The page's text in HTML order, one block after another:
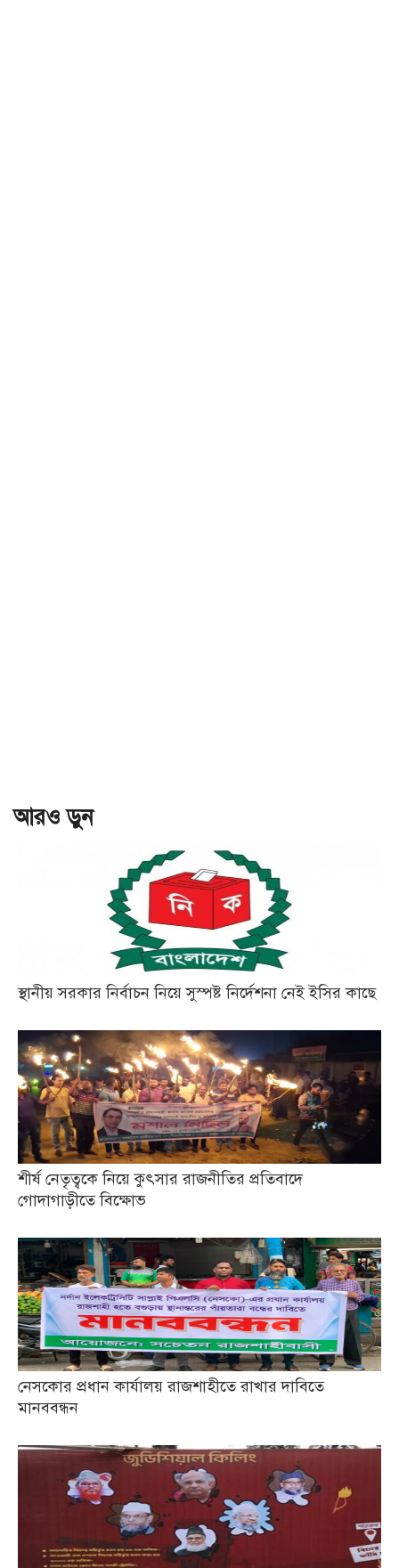
আরও ড়ুন
স্থানীয় সরকার নির্বাচন নিয়ে সুস্পষ্ট নির্দেশনা নেই ইসির কাছে
শীর্ষ নেতৃত্বকে নিয়ে কুৎসার রাজনীতির প্রতিবাদে
গোদাগাড়ীতে বিক্ষোভ
নেসকোর প্রধান কার্যালয় রাজশাহীতে রাখার দাবিতে
মানববন্ধন